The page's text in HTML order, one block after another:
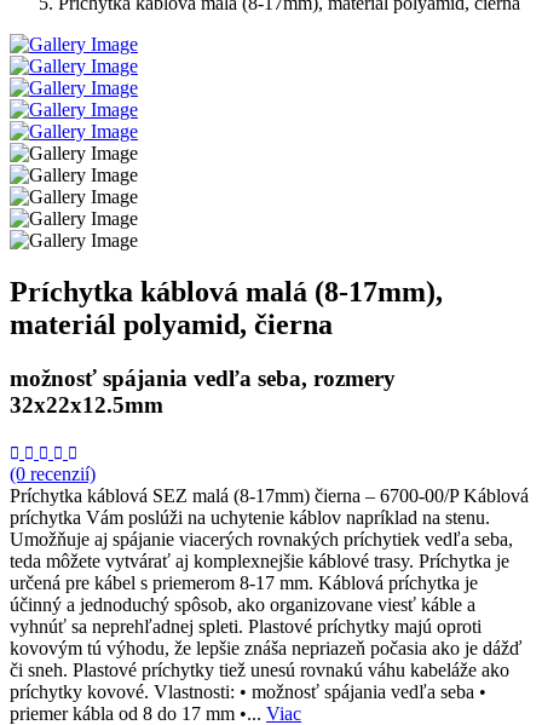
Príchytka káblová malá (8-17mm),
materiál polyamid, čierna
možnosť spájania vedľa seba, rozmery
32x22x12.5mm
(0 recenzií)
Príchytka káblová SEZ malá (8-17mm) čierna – 6700-00/P Káblová
príchytka Vám poslúži na uchytenie káblov napríklad na stenu.
Umožňuje aj spájanie viacerých rovnakých príchytiek vedľa seba,
teda môžete vytvárať aj komplexnejšie káblové trasy. Príchytka je
určená pre kábel s priemerom 8-17 mm. Káblová príchytka je
účinný a jednoduchý spôsob, ako organizovane viesť káble a
vyhnúť sa neprehľadnej spleti. Plastové príchytky majú oproti
kovovým tú výhodu, že lepšie znáša nepriazeň počasia ako je dážď
či sneh. Plastové príchytky tiež unesú rovnakú váhu kabeláže ako
príchytky kovové. Vlastnosti: • možnosť spájania vedľa seba •
priemer kábla od 8 do 17 mm •... Viac